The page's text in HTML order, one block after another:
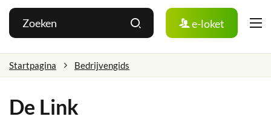
Hoog
contrast
Wat
zoek
e-loket
Startpagina Bedrijvengids
De Link